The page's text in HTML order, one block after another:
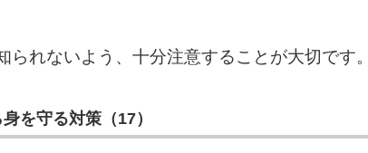
られないよう、十分注意することが大切です。
を守る対策（17）